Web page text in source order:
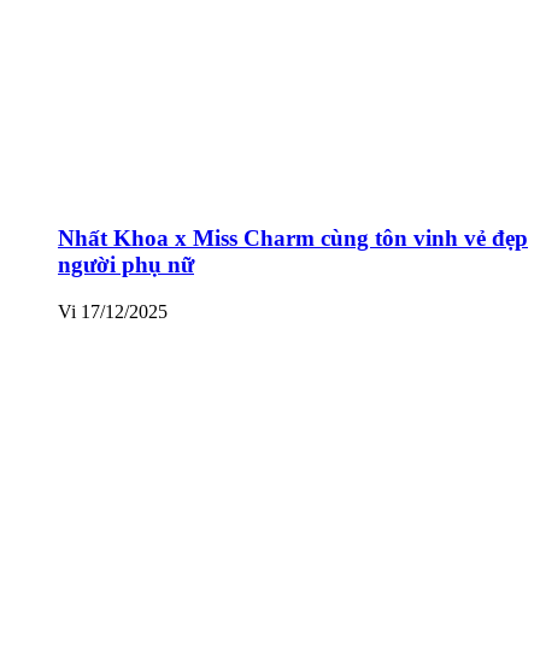
Nhất Khoa x Miss Charm cùng tôn vinh vẻ đẹp
người phụ nữ
Vi 17/12/2025